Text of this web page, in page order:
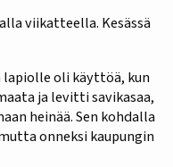
viikatteella. Kesässä
lapiolle oli käyttöä, kun
ja levitti savikasaa,
heinää. Sen kohdalla
onneksi kaupungin